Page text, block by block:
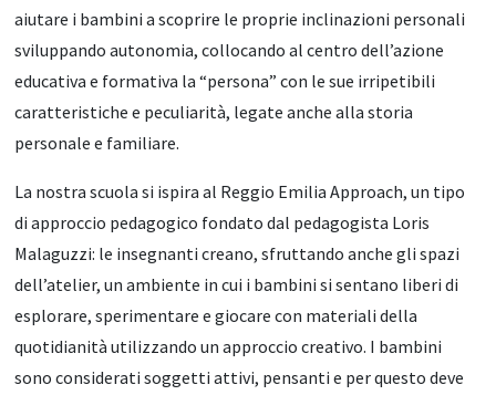
aiutare i bambini a scoprire le proprie inclinazioni personali
sviluppando autonomia, collocando al centro dell’azione
educativa e formativa la “persona” con le sue irripetibili
caratteristiche e peculiarità, legate anche alla storia
personale e familiare.
La nostra scuola si ispira al Reggio Emilia Approach, un tipo
di approccio pedagogico fondato dal pedagogista Loris
Malaguzzi: le insegnanti creano, sfruttando anche gli spazi
dell’atelier, un ambiente in cui i bambini si sentano liberi di
esplorare, sperimentare e giocare con materiali della
quotidianità utilizzando un approccio creativo. I bambini
sono considerati soggetti attivi, pensanti e per questo deve